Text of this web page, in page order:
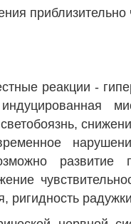
реакции -
развитие
ригидность